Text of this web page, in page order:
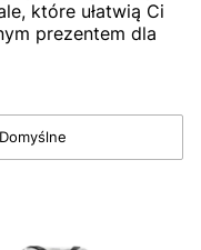
które ułatwią Ci
prezentem dla
Domyślne